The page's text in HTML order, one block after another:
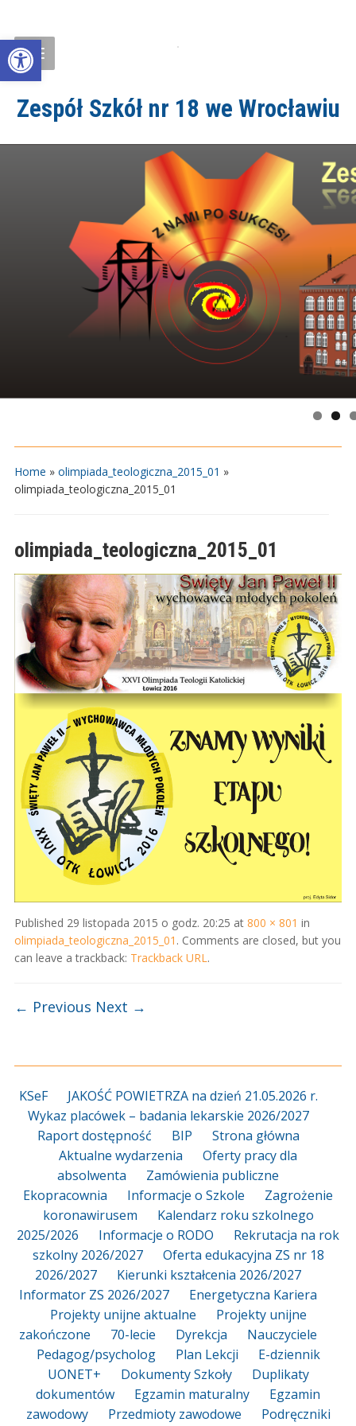
Open toolbar
Zespół Szkół nr 18 we Wrocławiu
Home » olimpiada_teologiczna_2015_01 »
olimpiada_teologiczna_2015_01
olimpiada_teologiczna_2015_01
Published 29 listopada 2015 o godz. 20:25 at 800 × 801 in
olimpiada_teologiczna_2015_01 . Comments are closed, but you
can leave a trackback: Trackback URL .
← Previous Next →
KSeF
JAKOŚĆ POWIETRZA na dzień 21.05.2026 r.
Wykaz placówek – badania lekarskie 2026/2027
Raport dostępność
BIP
Strona główna
Aktualne wydarzenia
Oferty pracy dla
absolwenta
Zamówienia publiczne
Ekopracownia
Informacje o Szkole
Zagrożenie
koronawirusem
Kalendarz roku szkolnego
2025/2026
Informacje o RODO
Rekrutacja na rok
szkolny 2026/2027
Oferta edukacyjna ZS nr 18
2026/2027
Kierunki kształcenia 2026/2027
Informator ZS 2026/2027
Energetyczna Kariera
Projekty unijne aktualne
Projekty unijne
zakończone
70-lecie Dyrekcja
Nauczyciele
Pedagog/psycholog
Plan Lekcji
E-dziennik
UONET+
Dokumenty Szkoły
Duplikaty
dokumentów
Egzamin maturalny
Egzamin
zawodowy
Przedmioty zawodowe
Podręczniki